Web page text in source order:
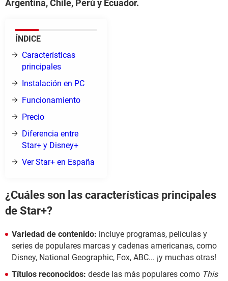
Argentina, Chile, Perú y Ecuador.
ÍNDICE
Características
principales
Instalación en PC
Funcionamiento
Precio
Diferencia entre
Star+ y Disney+
Ver Star+ en España
¿Cuáles son las características principales
de Star+?
Variedad de contenido: incluye programas, películas y
series de populares marcas y cadenas americanas, como
Disney, National Geographic, Fox, ABC... ¡y muchas otras!
Títulos reconocidos: desde las más populares como This